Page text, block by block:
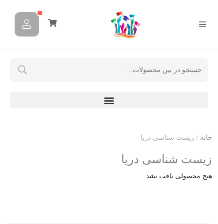
خانه / زیست شناسی دریا
زیست شناسی دریا
هیچ محصولی یافت نشد.